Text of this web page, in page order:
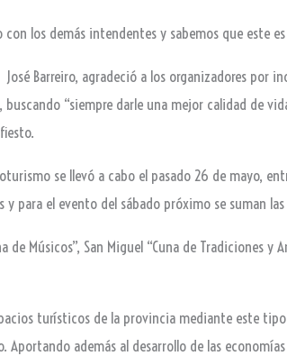
los demás intendentes y sabemos que este
Barreiro, agradeció a los organizadores por
“siempre darle una mejor calidad de
se llevó a cabo el pasado 26 de mayo,
para el evento del sábado próximo se suman las
Músicos”, San Miguel “Cuna de Tradiciones y
turísticos de la provincia mediante este
además al desarrollo de las